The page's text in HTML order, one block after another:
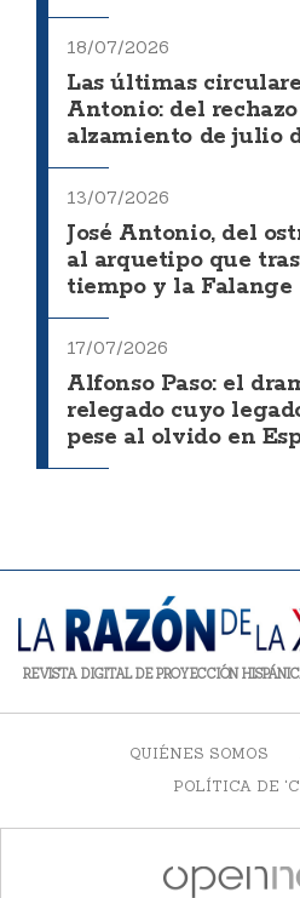
18/07/2026
Las últimas
Antonio: del
alzamiento de julio
13/07/2026
José Antonio, del
al arquetipo que
tiempo y la Falange
17/07/2026
Alfonso Paso: el
relegado cuyo
pese al olvido en
REVISTA DIGITAL DE PROYECCIÓN
QUIÉNES SOMOS
POLÍTICA DE